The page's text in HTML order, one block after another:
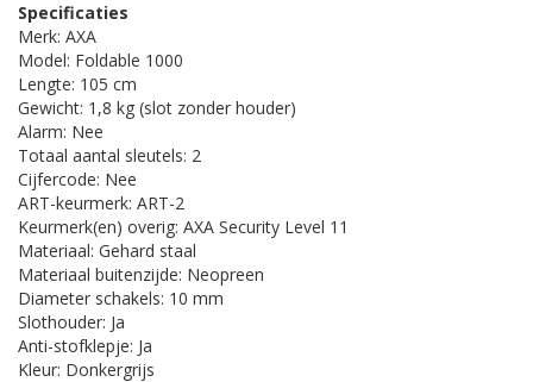
Specificaties
Merk: AXA
Model: Foldable 1000
Lengte: 105 cm
Gewicht: 1,8 kg (slot zonder houder)
Alarm: Nee
Totaal aantal sleutels: 2
Cijfercode: Nee
ART-keurmerk: ART-2
Keurmerk(en) overig: AXA Security Level 11
Materiaal: Gehard staal
Materiaal buitenzijde: Neopreen
Diameter schakels: 10 mm
Slothouder: Ja
Anti-stofklepje: Ja
Kleur: Donkergrijs